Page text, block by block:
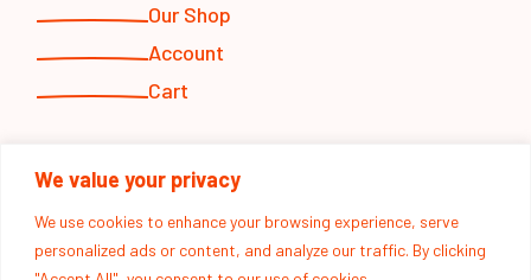
We value your privacy
We use cookies to enhance your browsing experience, serve
personalized ads or content, and analyze our traffic. By clicking
Our Shop
Account
Cart
FOLLOW US
Facebook
Twitter